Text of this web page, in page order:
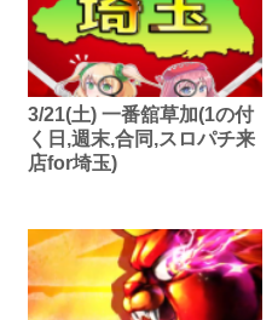
3/21(土) 一番舘草加(1の付
く日,週末,合同,スロパチ来
店for埼玉)